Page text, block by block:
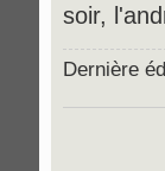
soir,
Dernière